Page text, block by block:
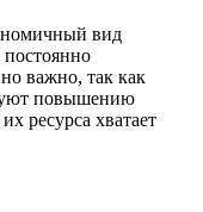
вид
важно, так как
повышению
ресурса хватает